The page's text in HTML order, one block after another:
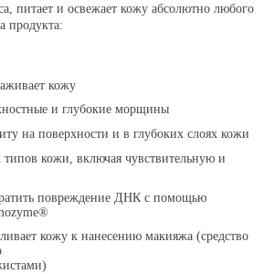
питает и освежает кожу абсолютно любого
продукта:
кожу
и глубокие морщины
на поверхности и в глубоких слоях кожи
типов кожи, включая чувствительную и
повреждение ДНК с помощью
кожу к нанесению макияжа (средство